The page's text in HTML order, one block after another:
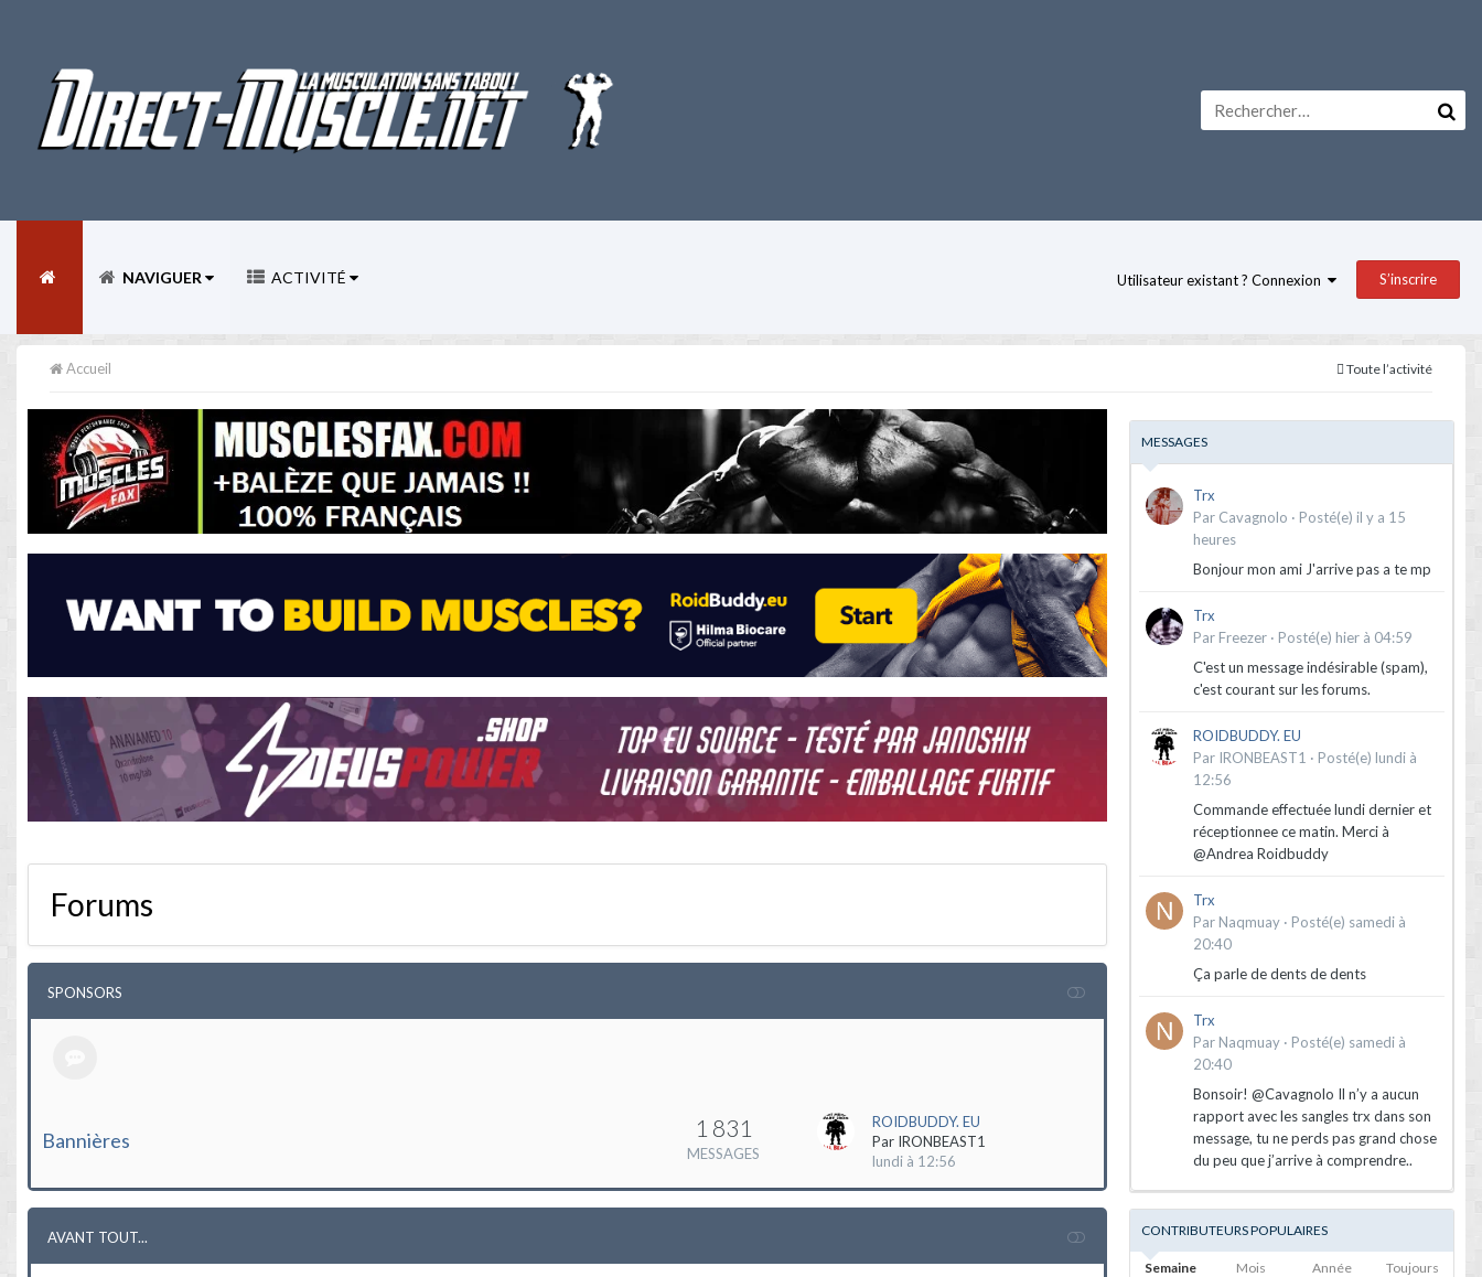
Utilisateur existant ? Connexion S’inscrire
NAVIGUER ACTIVITÉ
Toute l’activité
Accueil
Forums
SPONSORS
Bannières 1 831
MESSAGES
ROIDBUDDY. EU
Par IRONBEAST1
lundi à 12:56
AVANT TOUT...
MESSAGES
Trx
Par Cavagnolo · Posté(e) il y a 15
heures
Bonjour mon ami J'arrive pas a te mp
Trx
Par Freezer · Posté(e) hier à 04:59
C'est un message indésirable (spam),
c'est courant sur les forums.
ROIDBUDDY. EU
Par IRONBEAST1 · Posté(e) lundi à
12:56
Commande effectuée lundi dernier et
réceptionnee ce matin. Merci à
@Andrea Roidbuddy
Trx
Par Naqmuay · Posté(e) samedi à
20:40
Ça parle de dents de dents
Trx
Par Naqmuay · Posté(e) samedi à
20:40
Bonsoir! @Cavagnolo Il n’y a aucun
rapport avec les sangles trx dans son
message, tu ne perds pas grand chose
du peu que j’arrive à comprendre..
CONTRIBUTEURS POPULAIRES
Semaine Mois Année Toujours